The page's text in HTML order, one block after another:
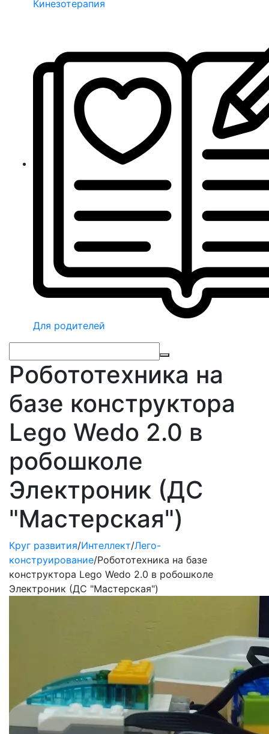
Кинезотерапия
Для родителей
Робототехника на
базе конструктора
Lego Wedo 2.0 в
робошколе
Электроник (ДС
"Мастерская")
Круг развития/Интеллект/Лего-
конструирование/Робототехника на базе
конструктора Lego Wedo 2.0 в робошколе
Электроник (ДС "Мастерская")